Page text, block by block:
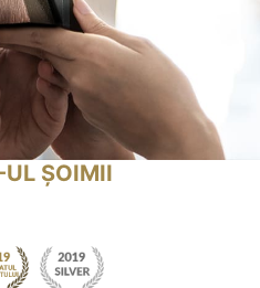
UL ȘOIMII